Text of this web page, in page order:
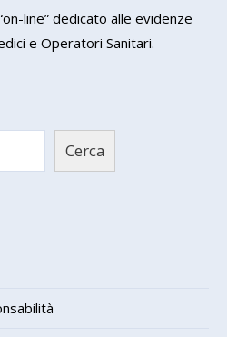
line” dedicato alle evidenze
e Operatori Sanitari.
Cerca